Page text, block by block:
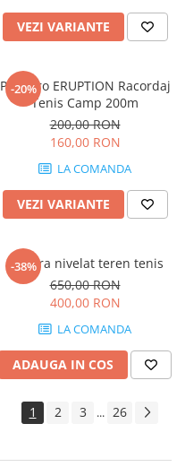
VEZI VARIANTE
-20%
Pros Pro ERUPTION Racordaj
Tenis Camp 200m
200,00 RON
160,00 RON
LA COMANDA
VEZI VARIANTE
-38%
Matura nivelat teren tenis
650,00 RON
400,00 RON
LA COMANDA
ADAUGA IN COS
1 2 3 ... 26